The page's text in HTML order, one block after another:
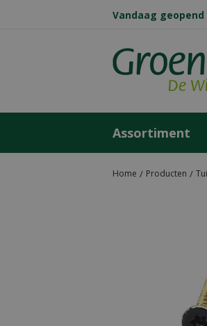
Home Producten
Vandaag geopend
Assortiment